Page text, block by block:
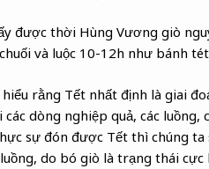
được thời Hùng Vương giò
và luộc 10-12h như bánh
rằng Tết nhất định là giai
dòng nghiệp quả, các
sự đón được Tết thì chúng
do bó giò là trạng thái